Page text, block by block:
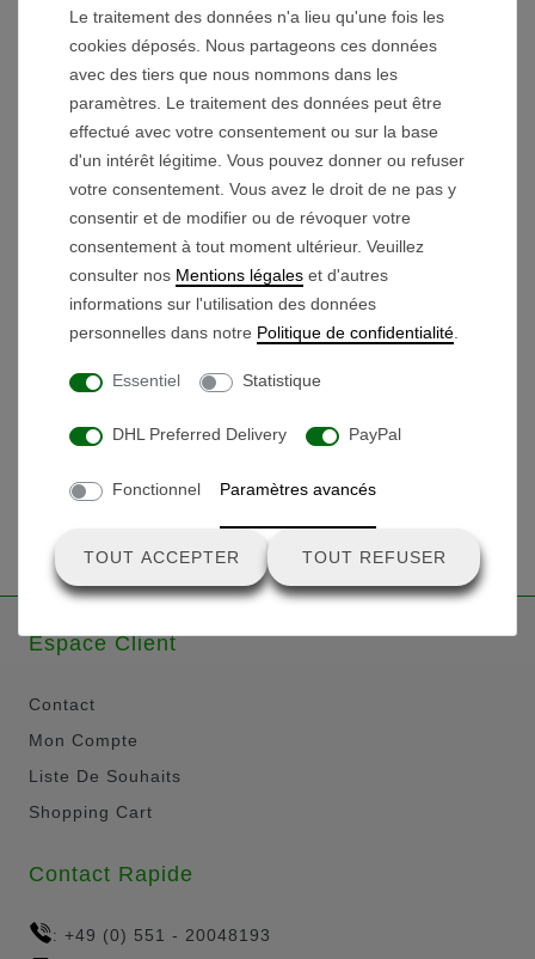
Dimensions de la batterie L/L/H : 19,5cm /
12,5cm / 16,5cm
Poids de la batterie : environ 10,1 kg
Ces produits pourraient aussi vous plaire
Grippe
Espace Client
Contact
Mon Compte
Liste De Souhaits
Shopping Cart
Contact Rapide
: +49 (0) 551 - 20048193
Le traitement des données n'a lieu qu'une fois les
cookies déposés. Nous partageons ces données
avec des tiers que nous nommons dans les
paramètres. Le traitement des données peut être
effectué avec votre consentement ou sur la base
d'un intérêt légitime. Vous pouvez donner ou refuser
votre consentement. Vous avez le droit de ne pas y
consentir et de modifier ou de révoquer votre
consentement à tout moment ultérieur. Veuillez
consulter nos Mentions légales et d'autres
informations sur l'utilisation des données
personnelles dans notre Politique de confidentialité
Essentiel Statistique
DHL Preferred Delivery PayPal
Fonctionnel Paramètres avancés
TOUT ACCEPTER TOUT REFUSER